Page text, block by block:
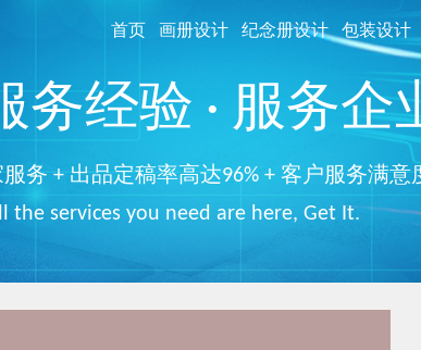
首页 画册设计 纪念册设计 包装设计
务经验 · 服务企
务 + 出品定稿率高达96% + 客户服务满意
the services you need are here, Get It.